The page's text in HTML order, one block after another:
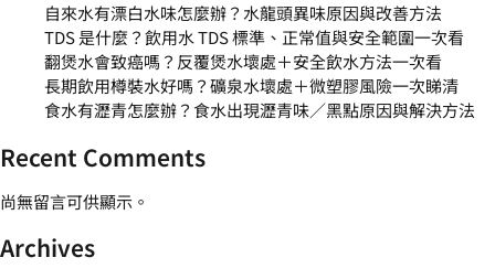
自來水有漂白水味怎麼辦？水龍頭異味原因與改善方法
TDS 是什麼？飲用水 TDS 標準、正常值與安全範圍一次看
翻煲水會致癌嗎？反覆煲水壞處＋安全飲水方法一次看
長期飲用樽裝水好嗎？礦泉水壞處＋微塑膠風險一次睇清
食水有瀝青怎麼辦？食水出現瀝青味／黑點原因與解決方法
Recent Comments
尚無留言可供顯示。
Archives